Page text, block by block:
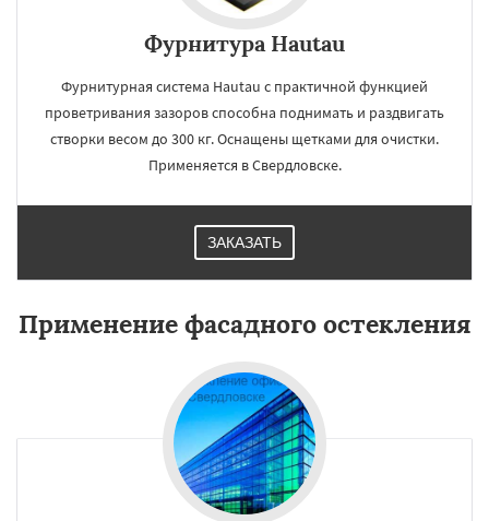
Фурнитура Hautau
Фурнитурная система Hautau с практичной функцией
проветривания зазоров способна поднимать и раздвигать
створки весом до 300 кг. Оснащены щетками для очистки.
Применяется в Свердловске.
ЗАКАЗАТЬ
Применение фасадного остекления